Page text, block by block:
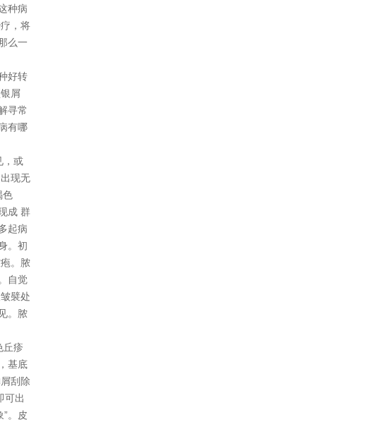
种病
，将
么一
好转
屑
寻常
有哪
，或
现无
色
成 群
起病
。初
。脓
自觉
襞处
。脓
丘疹
基底
刮除
可出
。皮